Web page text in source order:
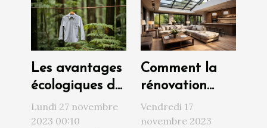
Les avantages
écologiques de
l'utilisation des
étendoirs à
Lundi 27 novembre
2023 00:10
Comment la
rénovation
peut
augmenter la
Vendredi 17
novembre 2023